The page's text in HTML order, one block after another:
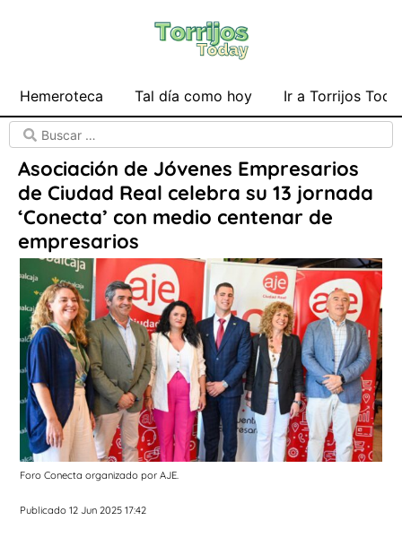
Hemeroteca Tal día como hoy Ir a Torrijos
Asociación de Jóvenes Empresarios
de Ciudad Real celebra su 13 jornada
‘Conecta’ con medio centenar de
empresarios
Foro Conecta organizado por AJE.
Publicado 12 Jun 2025 17:42